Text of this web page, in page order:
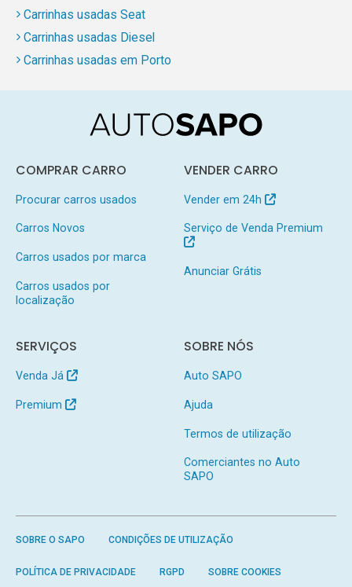
Carrinhas usadas Seat
Carrinhas usadas Diesel
Carrinhas usadas em Porto
COMPRAR CARRO
Procurar carros usados
Carros Novos
Carros usados por marca
Carros usados por
localização
VENDER CARRO
Vender em 24h
Serviço de Venda Premium
Anunciar Grátis
SERVIÇOS
Venda Já
Premium
SOBRE NÓS
Auto SAPO
Ajuda
Termos de utilização
Comerciantes no Auto
SAPO
SOBRE O SAPO CONDIÇÕES DE UTILIZAÇÃO
POLÍTICA DE PRIVACIDADE RGPD SOBRE COOKIES